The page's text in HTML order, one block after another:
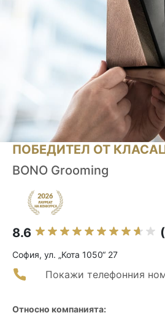
ПОБЕДИТЕЛ ОТ
BONO Grooming
8.6
София, ул. „Кота 1050“ 27
Покажи телефонния
Относно компанията: